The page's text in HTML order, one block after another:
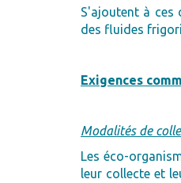
S'ajoutent à ces
des fluides
Exigences
Modalités de
Les éco-
leur collecte et